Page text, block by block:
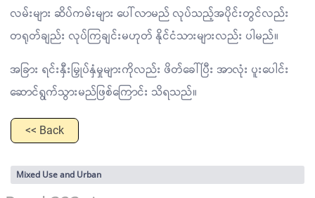
လမ်းများ ဆိပ်ကမ်းများ ပေါ်လာမည် လုပ်သည့်အပိုင်းတွင်လည်း
တရုတ်ချည်း လုပ်ကြချင်းမဟုတ် နိုင်ငံသားများလည်း ပါမည်။
အခြား ရင်းနှီးမြှုပ်နှံမှုများကိုလည်း ဖိတ်ခေါ်ပြီး အာလုံး ပူးပေါင်း
ဆောင်ရွက်သွားမည်ဖြစ်ကြောင်း သိရသည်။
<< Back
Mixed Use and Urban